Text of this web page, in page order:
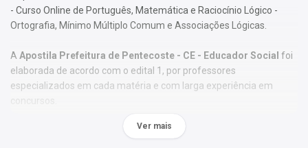
- Curso Online de Português, Matemática e Raciocínio Lógico -
Ortografia, Mínimo Múltiplo Comum e Associações Lógicas.
A Apostila Prefeitura de Pentecoste - CE - Educador Social foi
elaborada de acordo com o edital 1, por professores
especializados em cada matéria e com larga experiência em
concursos.
O conteúdo foi organizado, visando uma fácil assimilação do
Ver mais